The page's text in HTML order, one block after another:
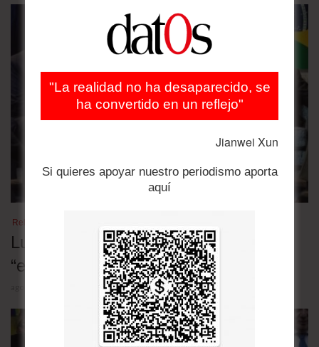
Relaciones bilaterales
Lula desafió a Trump y denunció una
“escalada deliberada” contra Brasil
"La realidad no ha desaparecido, se
ha convertido en un reflejo"
Jianwei Xun
Si quieres apoyar nuestro periodismo aporta
aquí